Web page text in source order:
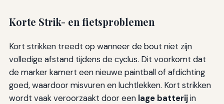
Korte Strik- en fietsproblemen
Kort strikken treedt op wanneer de bout niet zijn
volledige afstand tijdens de cyclus. Dit voorkomt dat
de marker kamert een nieuwe paintball of afdichting
goed, waardoor misvuren en luchtlekken. Kort strikken
wordt vaak veroorzaakt door een lage batterijin